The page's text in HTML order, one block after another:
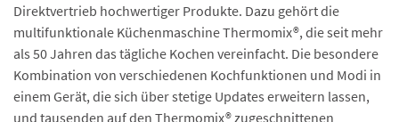
Direktvertrieb hochwertiger Produkte. Dazu gehört die
multifunktionale Küchenmaschine Thermomix®, die seit mehr
als 50 Jahren das tägliche Kochen vereinfacht. Die besondere
Kombination von verschiedenen Kochfunktionen und Modi in
einem Gerät, die sich über stetige Updates erweitern lassen,
und tausenden auf den Thermomix® zugeschnittenen